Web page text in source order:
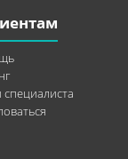
специалиста